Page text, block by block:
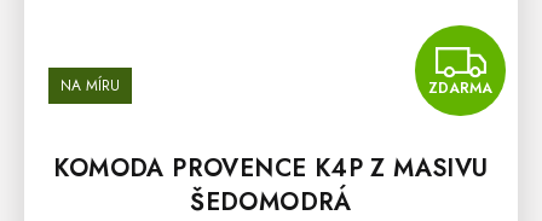
NA MÍRU ZDARMA
KOMODA PROVENCE K4P Z MASIVU
ŠEDOMODRÁ